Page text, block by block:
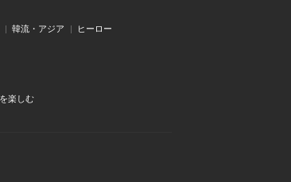
韓流・アジア ヒーロー
楽しむ